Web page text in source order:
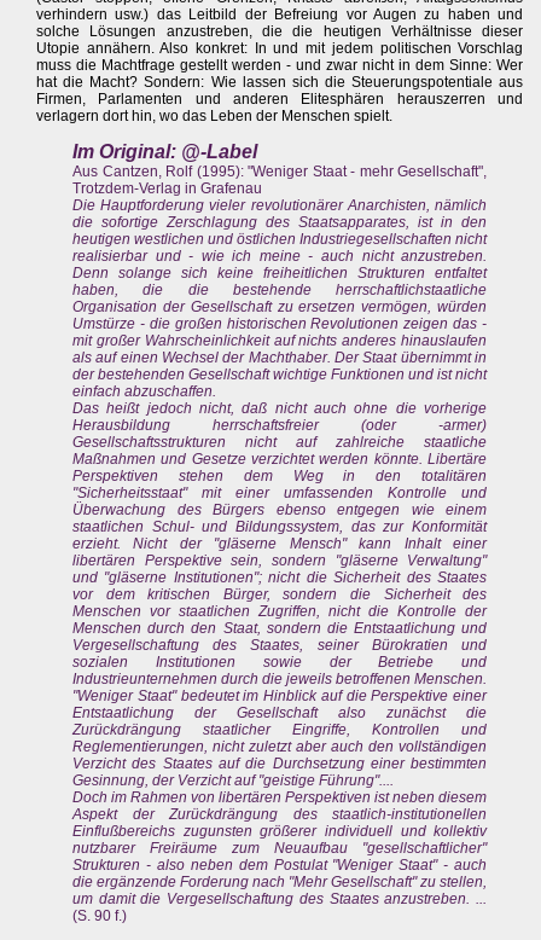
verhindern usw.) das Leitbild der Befreiung vor Augen zu haben und
solche Lösungen anzustreben, die die heutigen Verhältnisse dieser
Utopie annähern. Also konkret: In und mit jedem politischen Vorschlag
muss die Machtfrage gestellt werden - und zwar nicht in dem Sinne: Wer
hat die Macht? Sondern: Wie lassen sich die Steuerungspotentiale aus
Firmen, Parlamenten und anderen Elitesphären herauszerren und
verlagern dort hin, wo das Leben der Menschen spielt.
Im Original: @-Label
Aus Cantzen, Rolf (1995): "Weniger Staat - mehr Gesellschaft",
Trotzdem-Verlag in Grafenau
Die Hauptforderung vieler revolutionärer Anarchisten, nämlich
die sofortige Zerschlagung des Staatsapparates, ist in den
heutigen westlichen und östlichen Industriegesellschaften nicht
realisierbar und - wie ich meine - auch nicht anzustreben.
Denn solange sich keine freiheitlichen Strukturen entfaltet
haben, die die bestehende herrschaftlichstaatliche
Organisation der Gesellschaft zu ersetzen vermögen, würden
Umstürze - die großen historischen Revolutionen zeigen das -
mit großer Wahrscheinlichkeit auf nichts anderes hinauslaufen
als auf einen Wechsel der Machthaber. Der Staat übernimmt in
der bestehenden Gesellschaft wichtige Funktionen und ist nicht
einfach abzuschaffen.
Das heißt jedoch nicht, daß nicht auch ohne die vorherige
Herausbildung herrschaftsfreier (oder -armer)
Gesellschaftsstrukturen nicht auf zahlreiche staatliche
Maßnahmen und Gesetze verzichtet werden könnte. Libertäre
Perspektiven stehen dem Weg in den totalitären
"Sicherheitsstaat" mit einer umfassenden Kontrolle und
Überwachung des Bürgers ebenso entgegen wie einem
staatlichen Schul- und Bildungssystem, das zur Konformität
erzieht. Nicht der "gläserne Mensch" kann Inhalt einer
libertären Perspektive sein, sondern "gläserne Verwaltung"
und "gläserne Institutionen"; nicht die Sicherheit des Staates
vor dem kritischen Bürger, sondern die Sicherheit des
Menschen vor staatlichen Zugriffen, nicht die Kontrolle der
Menschen durch den Staat, sondern die Entstaatlichung und
Vergesellschaftung des Staates, seiner Bürokratien und
sozialen Institutionen sowie der Betriebe und
Industrieunternehmen durch die jeweils betroffenen Menschen.
"Weniger Staat" bedeutet im Hinblick auf die Perspektive einer
Entstaatlichung der Gesellschaft also zunächst die
Zurückdrängung staatlicher Eingriffe, Kontrollen und
Reglementierungen, nicht zuletzt aber auch den vollständigen
Verzicht des Staates auf die Durchsetzung einer bestimmten
Gesinnung, der Verzicht auf "geistige Führung"....
Doch im Rahmen von libertären Perspektiven ist neben diesem
Aspekt der Zurückdrängung des staatlich-institutionellen
Einflußbereichs zugunsten größerer individuell und kollektiv
nutzbarer Freiräume zum Neuaufbau "gesellschaftlicher"
Strukturen - also neben dem Postulat "Weniger Staat" - auch
die ergänzende Forderung nach "Mehr Gesellschaft" zu stellen,
um damit die Vergesellschaftung des Staates anzustreben. ...
(S. 90 f.)